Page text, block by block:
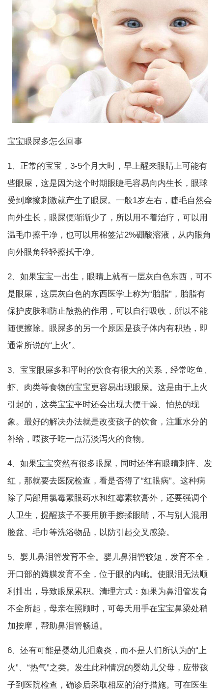
宝宝眼屎多怎么回事
1、正常的宝宝，3-5个月大时，早上醒来眼睛上可能有
些眼屎，这是因为这个时期眼睫毛容易向内生长，眼球
受到摩擦刺激就产生了眼屎。一般1岁左右，睫毛自然会
向外生长，眼屎便渐渐少了，所以用不着治疗，可以用
温毛巾擦干净，也可以用棉签沾2%硼酸溶液，从内眼角
向外眼角轻轻擦拭干净。
2、如果宝宝一出生，眼睛上就有一层灰白色东西，可不
是眼屎，这层灰白色的东西医学上称为“胎脂”，胎脂有
保护皮肤和防止散热的作用，可以自行吸收，所以不能
随便擦除。眼屎多的另一个原因是孩子体内有积热，即
通常所说的“上火”。
3、宝宝眼屎多和平时的饮食有很大的关系，经常吃鱼、
虾、肉类等食物的宝宝更容易出现眼屎。这是由于上火
引起的，这类宝宝平时还会出现大便干燥、怕热的现
象。最好的解决办法就是改变孩子的饮食，注重水分的
补给，喂孩子吃一点清淡泻火的食物。
4、如果宝宝突然有很多眼屎，同时还伴有眼睛刺痒、发
红，那就要去医院检查，看是否得了“红眼病”。这种病
除了局部用氯霉素眼药水和红霉素软膏外，还要强调个
人卫生，提醒孩子不要用脏手擦揉眼睛，不与别人混用
脸盆、毛巾等洗浴物品，以防引起交叉感染。
5、婴儿鼻泪管发育不全。婴儿鼻泪管较短，发育不全，
开口部的瓣膜发育不全，位于眼的内眦。使眼泪无法顺
利排出，导致眼屎累积。清理方式：如果为鼻泪管发育
不全所起，母亲在照顾时，可每天用手在宝宝鼻梁处稍
加按摩，帮助鼻泪管畅通。
6、还有可能是婴幼儿泪囊炎，而不是人们所认为的“上
火”、“热气”之类。发生此种情况的婴幼儿父母，应带孩
子到医院检查，确诊后采取相应的治疗措施。可在医生